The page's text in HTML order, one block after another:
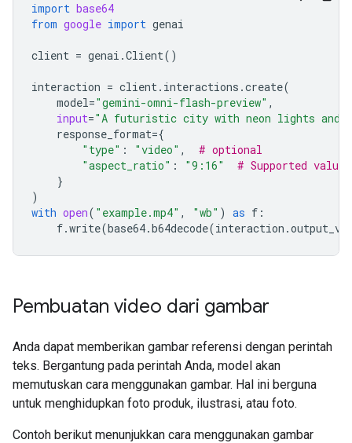
import base64
from google import genai
client = genai .Client()
interaction = client. interactions .create(
model="gemini-omni-flash-preview" ,
input="A futuristic city with neon lights and
response_format={
"type" : "video" ,
# optional
"aspect_ratio" : "9:16"
# Supported
}
)
with open( "example.mp4" , "wb" ) as f :
f.write(base64.b64decode(interaction .
Pembuatan video dari gambar
Anda dapat memberikan gambar referensi dengan perintah
teks. Bergantung pada perintah Anda, model akan
memutuskan cara menggunakan gambar. Hal ini berguna
untuk menghidupkan foto produk, ilustrasi, atau foto.
Contoh berikut menunjukkan cara menggunakan gambar